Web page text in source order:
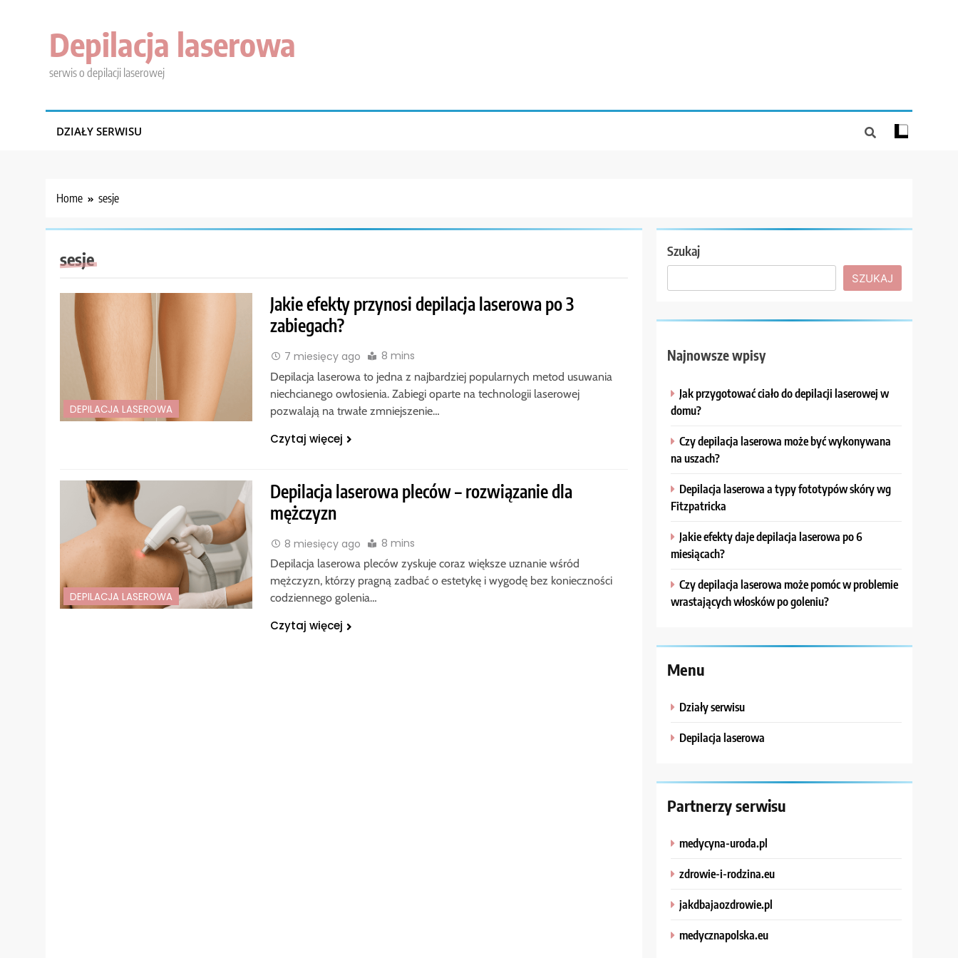
Depilacja laserowa
serwis o depilacji laserowej
DZIAŁY SERWISU
Home sesje
sesje
DEPILACJA LASEROWA
Jakie efekty przynosi depilacja laserowa po 3
zabiegach?
7 miesięcy ago 8 mins
Depilacja laserowa to jedna z najbardziej popularnych metod usuwania
niechcianego owłosienia. Zabiegi oparte na technologii laserowej
pozwalają na trwałe zmniejszenie…
Czytaj więcej
DEPILACJA LASEROWA
Depilacja laserowa pleców – rozwiązanie dla
mężczyzn
8 miesięcy ago 8 mins
Depilacja laserowa pleców zyskuje coraz większe uznanie wśród
mężczyzn, którzy pragną zadbać o estetykę i wygodę bez konieczności
codziennego golenia…
Czytaj więcej
Szukaj
SZUKAJ
Najnowsze wpisy
Jak przygotować ciało do depilacji laserowej w
domu?
Czy depilacja laserowa może być wykonywana
na uszach?
Depilacja laserowa a typy fototypów skóry wg
Fitzpatricka
Jakie efekty daje depilacja laserowa po 6
miesiącach?
Czy depilacja laserowa może pomóc w problemie
wrastających włosków po goleniu?
Menu
Działy serwisu
Depilacja laserowa
Partnerzy serwisu
medycyna-uroda.pl
zdrowie-i-rodzina.eu
jakdbajaozdrowie.pl
medycznapolska.eu